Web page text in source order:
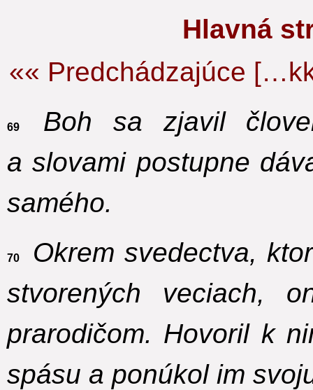
Hlavná
«« Predchádzajúce
69
Boh sa zjavil
a slovami postupne
samého.
70
Okrem svedectva,
stvorených veciach,
prarodičom. Hovoril k
spásu a ponúkol im